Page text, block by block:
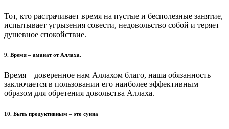
Тот, кто растрачивает время на пустые и бесполезные занятие,
испытывает угрызения совести, недовольство собой и теряет
душевное спокойствие.
9. Время – аманат от Аллаха.
Время – доверенное нам Аллахом благо, наша обязанность
заключается в пользовании его наиболее эффективным
образом для обретения довольства Аллаха.
10. Быть продуктивным – это сунна